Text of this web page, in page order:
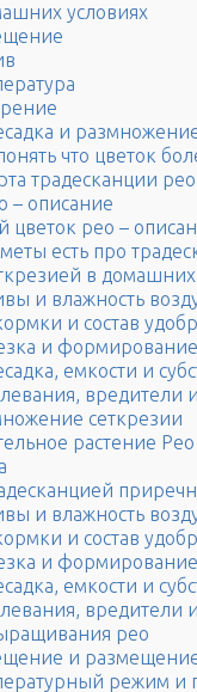
условиях
и
что цветок
традесканции рео
– описание
цветок рео –
есть про
в домашних
и влажность
и состав
и формирование
емкости и
сеткрезии
растение Рео
и влажность
и состав
и
емкости и
рео
и
режим и